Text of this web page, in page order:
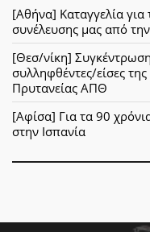
[Αθήνα] Καταγγελία
συνέλευσης μας από
[Θεσ/νίκη]
συλληφθέντες/είσες
Πρυτανείας ΑΠΘ
[Αφίσα] Για τα 90
στην Ισπανία